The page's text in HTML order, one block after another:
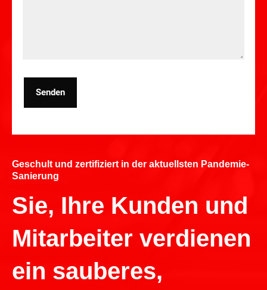
Senden
Geschult und zertifiziert in der aktuellsten Pandemie-
Sanierung
Sie, Ihre Kunden und
Mitarbeiter verdienen
ein sauberes,